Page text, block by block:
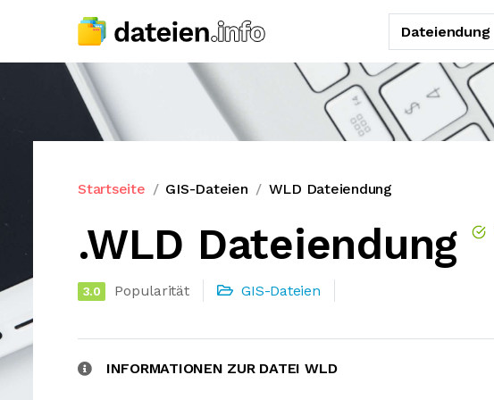
Dateiendung
Startseite GIS-Dateien WLD Dateiendung
.WLD Dateiendung
3.0 Popularität GIS-Dateien
INFORMATIONEN ZUR DATEI WLD